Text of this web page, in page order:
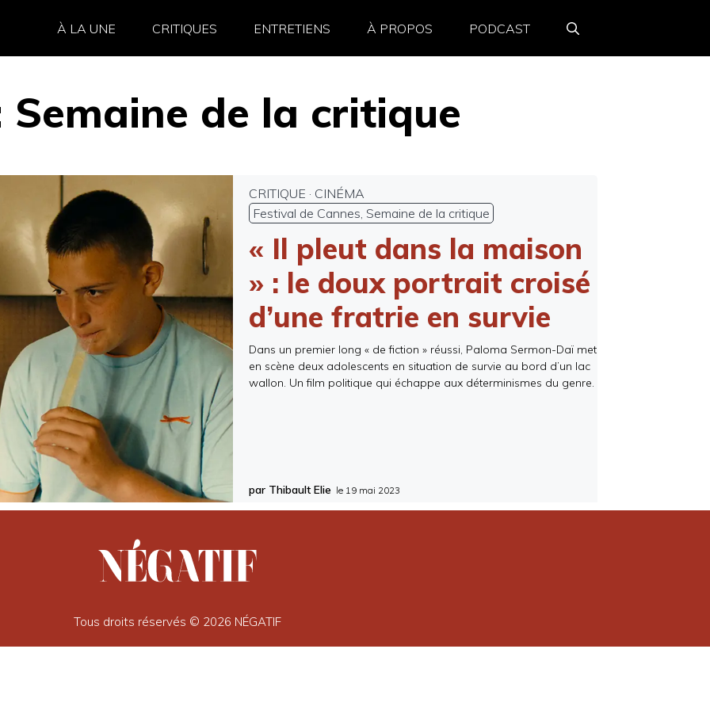
À LA UNE CRITIQUES ENTRETIENS À PROPOS PODCAST
Semaine de la critique
CRITIQUE · CINÉMA
Festival de Cannes, Semaine de la critique
« Il pleut dans la maison
» : le doux portrait croisé
d’une fratrie en survie
Dans un premier long « de fiction » réussi, Paloma Sermon-Daï met
en scène deux adolescents en situation de survie au bord d’un lac
wallon. Un film politique qui échappe aux déterminismes du genre.
par Thibault Elie le 19 mai 2023
Tous droits réservés © 2026 NÉGATIF